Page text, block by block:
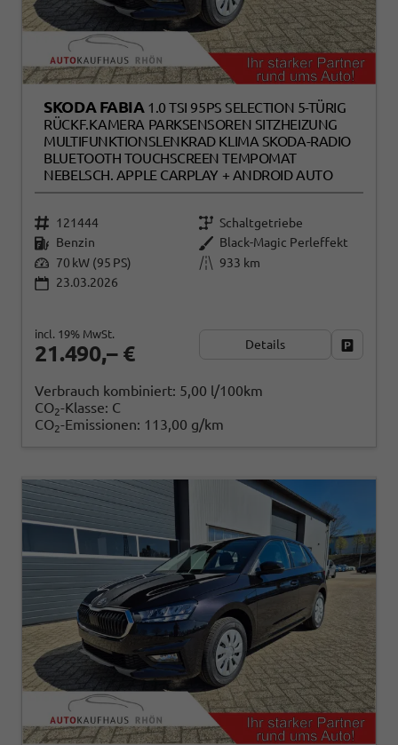
SKODA FABIA 1.0 TSI 95PS SELECTION 5-TÜRIG
RÜCKF.KAMERA PARKSENSOREN SITZHEIZUNG
MULTIFUNKTIONSLENKRAD KLIMA SKODA-RADIO
BLUETOOTH TOUCHSCREEN TEMPOMAT
NEBELSCH. APPLE CARPLAY + ANDROID AUTO
121444
Schaltgetriebe
Benzin
Black-Magic Perleffekt
70 kW (95 PS)
933 km
23.03.2026
21.490,– €
incl. 19% MwSt.
Details
Verbrauch kombiniert: 5,00 l/100km
CO2-Klasse: C
CO2-Emissionen: 113,00 g/km